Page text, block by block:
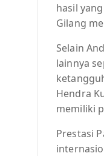
hasil
Gilang
Selain
lainnya
Hendra
memiliki
Prestasi